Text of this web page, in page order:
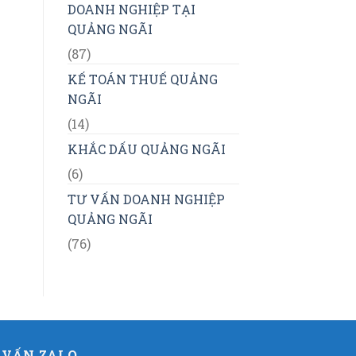
DOANH NGHIỆP TẠI
QUẢNG NGÃI
(87)
KẾ TOÁN THUẾ QUẢNG
NGÃI
(14)
KHẮC DẤU QUẢNG NGÃI
(6)
TƯ VẤN DOANH NGHIỆP
QUẢNG NGÃI
(76)